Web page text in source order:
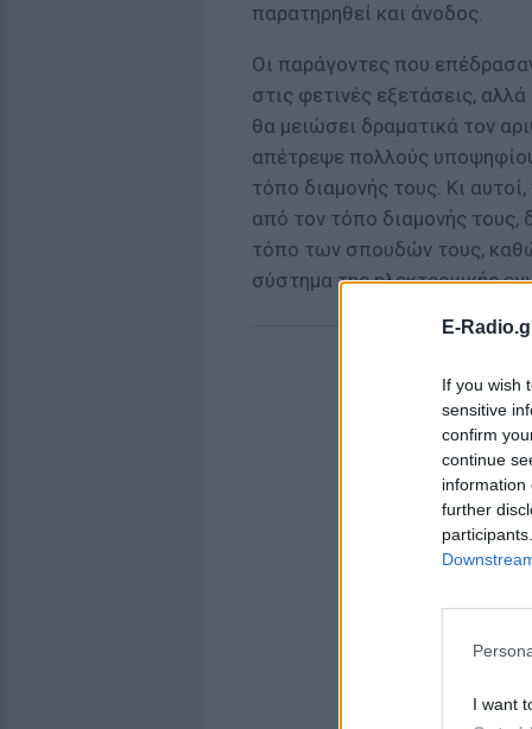
E-
If you wish
sensitive
confirm
continue
information
further
I want
παρατηρηθεί και άνοδος.
Οι παράγοντες που
στις φετινές εξετάσεις,
θα μειώσει δραματικά τον
απέτρεψε πολλούς
τόπο διαμονής τους. Κι
από τον τόπο διαμονής τους,
τόπο των σπουδών τους,
σύστημα της ηλεκτρονικής